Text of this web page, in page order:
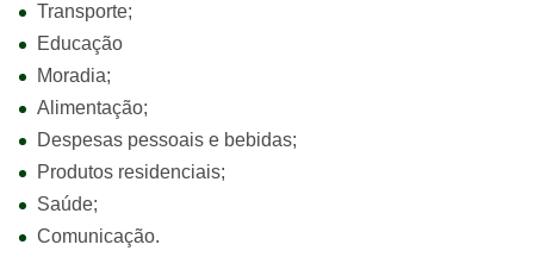
Transporte;
Educação
Moradia;
Alimentação;
Despesas pessoais e bebidas;
Produtos residenciais;
Saúde;
Comunicação.